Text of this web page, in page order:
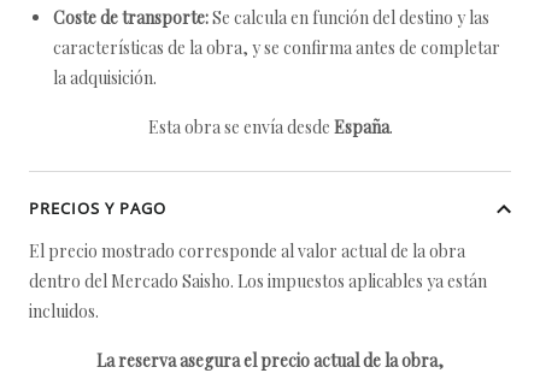
Coste de transporte:Se calcula en función del destino y las
características de la obra, y se confirma antes de completar
la adquisición.
Esta obra se envía desde España.
PRECIOS Y PAGO
El precio mostrado corresponde al valor actual de la obra
dentro del Mercado Saisho. Los impuestos aplicables ya están
incluidos.
La reserva asegura el precio actual de la obra,